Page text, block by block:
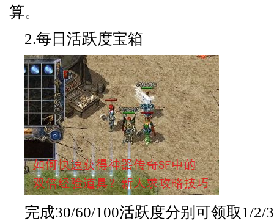
算。
2.每日活跃度宝箱
完成30/60/100活跃度分别可领取1/2/